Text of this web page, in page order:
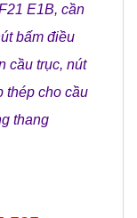
E1B, cần
bấm điều
cầu trục, nút
thép cho cầu
thang